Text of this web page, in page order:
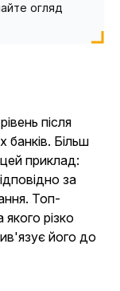
огляд
після
банків. Більш
приклад:
за
Топ-
різко
його до